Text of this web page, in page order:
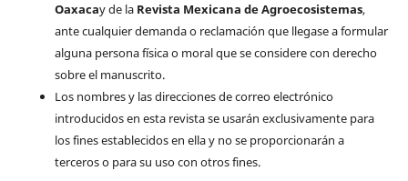
Oaxacay de la Revista Mexicana de Agroecosistemas,
ante cualquier demanda o reclamación que llegase a formular
alguna persona física o moral que se considere con derecho
sobre el manuscrito.
Los nombres y las direcciones de correo electrónico
introducidos en esta revista se usarán exclusivamente para
los fines establecidos en ella y no se proporcionarán a
terceros o para su uso con otros fines.